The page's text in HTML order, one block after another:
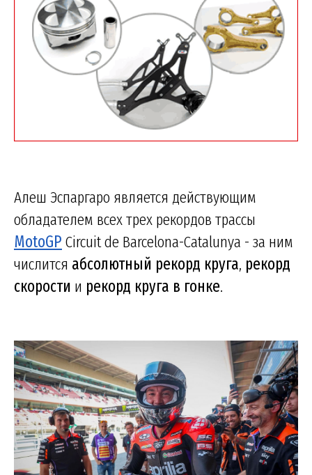
Алеш Эспаргаро является действующим
обладателем всех трех рекордов трассы
MotoGP Circuit de Barcelona-Catalunya - за ним
числится абсолютный рекорд круга, рекорд
скорости и рекорд круга в гонке.